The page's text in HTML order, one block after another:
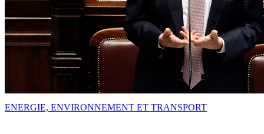
ENERGIE, ENVIRONNEMENT ET TRANSPORT